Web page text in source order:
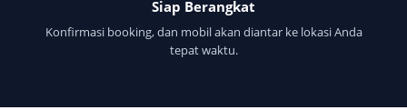
Siap Berangkat
Konfirmasi booking, dan mobil akan diantar ke lokasi Anda
tepat waktu.